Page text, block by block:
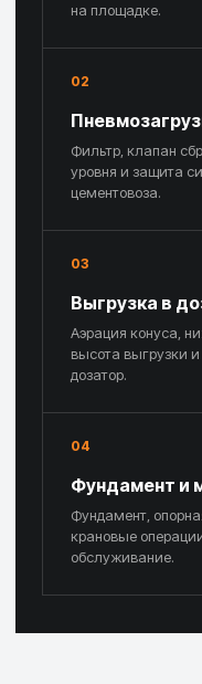
на площадке.
02
Фильтр, клапан
уровня и защита
цементовоза.
03
Выгрузка в
Аэрация конуса,
высота выгрузки
дозатор.
04
Фундамент и
Фундамент,
крановые
обслуживание.